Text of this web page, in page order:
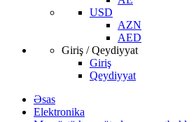
USD
AZN
AED
Giriş / Qeydiyyat
Giriş
Qeydiyyat
Əsas
Elektronika